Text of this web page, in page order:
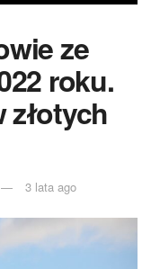
ze
roku.
3 lata ago